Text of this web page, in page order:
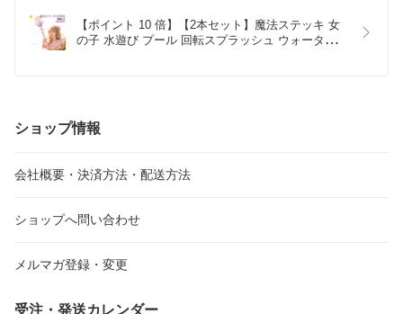
【ポイント 10 倍】【2本セット】魔法ステッキ 女
の子 水遊び プール 回転スプラッシュ ウォーターガ
ショップ情報
会社概要・決済方法・配送方法
ショップへ問い合わせ
メルマガ登録・変更
受注・発送カレンダー